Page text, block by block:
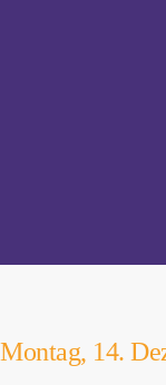
Montag, 14.